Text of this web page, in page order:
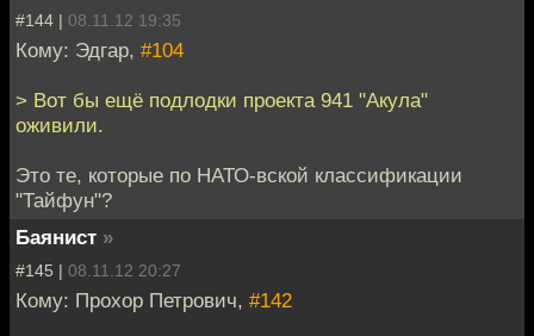
#144 | 08.11.12 19:35
Кому: Эдгар, #104
> Вот бы ещё подлодки проекта 941 "Акула"
оживили.
Это те, которые по НАТО-вской классификации
"Тайфун"?
Баянист »
#145 | 08.11.12 20:27
Кому: Прохор Петрович, #142